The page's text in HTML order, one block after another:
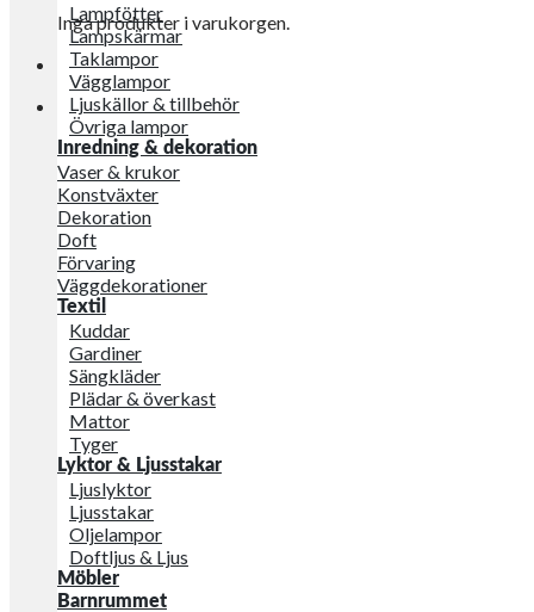
Inga produkter i varukorgen.
Lampfötter
Lampskärmar
Taklampor
Vägglampor
Ljuskällor & tillbehör
Övriga lampor
Inredning & dekoration
Vaser & krukor
Konstväxter
Dekoration
Doft
Förvaring
Väggdekorationer
Textil
Kuddar
Gardiner
Sängkläder
Plädar & överkast
Mattor
Tyger
Lyktor & Ljusstakar
Ljuslyktor
Ljusstakar
Oljelampor
Doftljus & Ljus
Möbler
Barnrummet